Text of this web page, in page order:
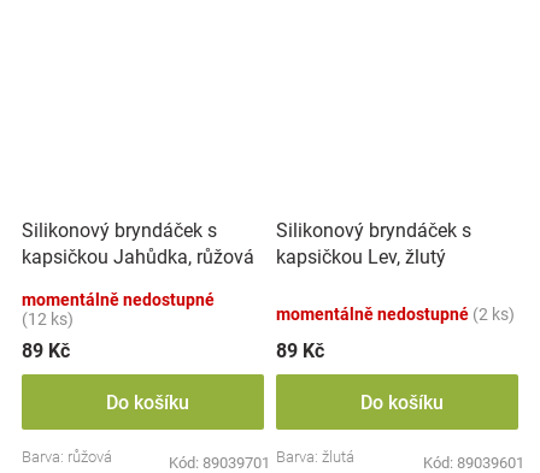
Silikonový bryndáček s
kapsičkou Jahůdka, růžová
momentálně nedostupné
(12 ks)
89 Kč
Do košíku
Barva: růžová Kód: 89039701
Silikonový bryndáček s
kapsičkou Lev, žlutý
momentálně nedostupné (2 ks)
89 Kč
Do košíku
Barva: žlutá Kód: 89039601